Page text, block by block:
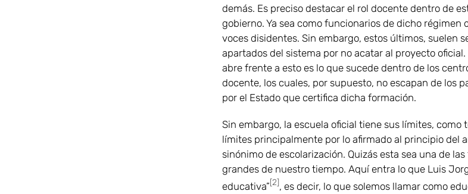
demás. Es preciso destacar el rol docente dentro de
gobierno. Ya sea como funcionarios de dicho régimen
voces disidentes. Sin embargo, estos últimos, suelen
apartados del sistema por no acatar al proyecto
abre frente a esto es lo que sucede dentro de los
docente, los cuales, por supuesto, no escapan de los
por el Estado que certifica dicha formación.
Sin embargo, la escuela oficial tiene sus límites, como
límites principalmente por lo afirmado al principio del
sinónimo de escolarización. Quizás esta sea una de
grandes de nuestro tiempo. Aquí entra lo que Luis
educativa” [2] , es decir, lo que solemos llamar como